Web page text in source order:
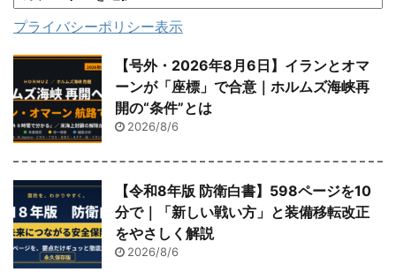
プライバシーポリシー表示
【号外・2026年8月6日】イランとオマ
ーンが「座標」で合意｜ホルムズ海峡再
開の“条件”とは
2026/8/6
【令和8年版 防衛白書】598ページを10
分で｜「新しい戦い方」と装備移転改正
をやさしく解説
2026/8/6